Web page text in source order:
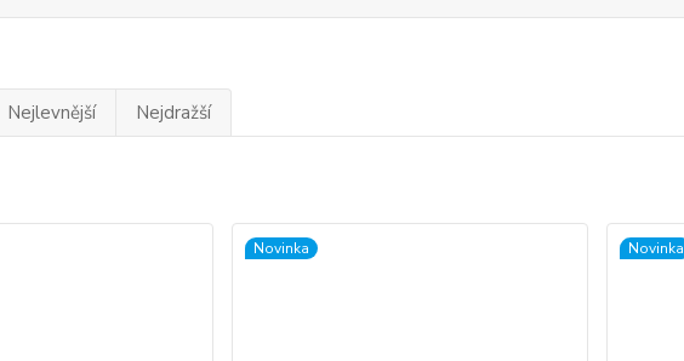
Nejlevnější Nejdražší
Novinka Novinka